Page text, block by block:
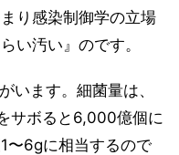
り感染制御学の立場
い汚い』のです。
います。細菌量は、
サボると6,000億個に
〜6gに相当するので